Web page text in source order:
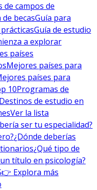
de campos de
de becasGuía para
Guía de estudio
a explorar
países
Mejores países para
países para
10Programas de
Destinos de estudio en
Ver la lista
ser tu especialidad?
¿Dónde deberías
¿Qué tipo de
título en psicología?
👉 Explora más